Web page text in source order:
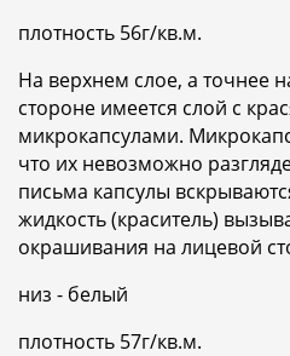
плотность 56г/кв.м.
На верхнем слое, а точнее
стороне имеется слой с
микрокапсулами.
что их невозможно
письма капсулы
жидкость (краситель)
окрашивания на лицевой
низ - белый
плотность 57г/кв.м.